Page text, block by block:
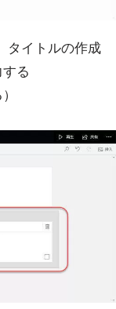
タイトルの作成
る